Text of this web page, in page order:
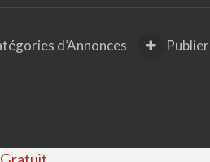
d’Annonces